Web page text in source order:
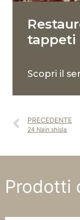
tappeti
Scopri il
PRECEDENTE
24 Nain shisla
Prodotti